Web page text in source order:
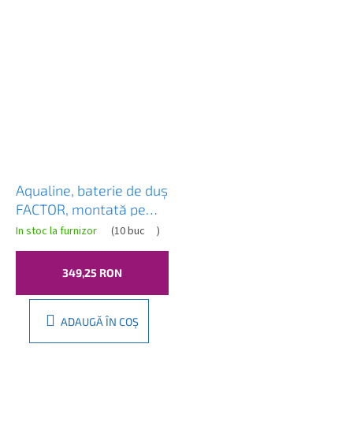
Aqualine, baterie de duș
FACTOR, montată pe
perete, crom, FC411
In stoc la furnizor (10 buc )
349,25 RON
ADAUGĂ ÎN COŞ